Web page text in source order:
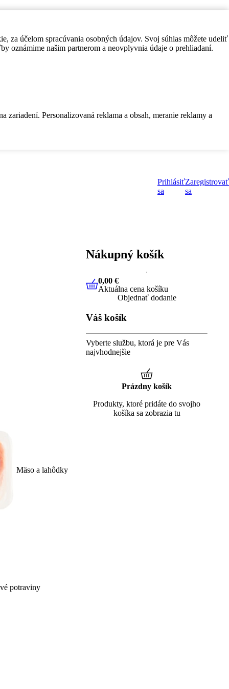
za účelom spracúvania osobných údajov. Svoj súhlas môžete udeliť
oznámime našim partnerom a neovplyvnia údaje o prehliadaní.
Personalizovaná reklama a obsah, meranie reklamy a
Prihlásiť
sa
Zaregistrovať
sa
Mäso a lahôdky
potraviny
Nákupný košík
0,00 €Aktuálna cena košíku
0,00 €
Aktuálna cena košíku
Objednať dodanie
Váš košík
Vyberte službu, ktorá je pre Vás
najvhodnejšie
Prázdny košík
Produkty, ktoré pridáte do svojho
košíka sa zobrazia tu